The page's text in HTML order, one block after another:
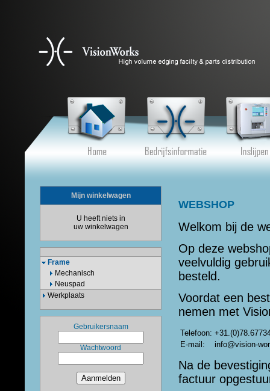
Mijn winkelwagen
U heeft niets in
uw winkelwagen
Frame
Mechanisch
Neuspad
Werkplaats
Gebruikersnaam
Wachtwoord
webshop
Welkom bij de
Op deze
veelvuldig
besteld.
Voordat een
nemen met
Telefoon:
E-mail:
info@vision-
Na de
factuur